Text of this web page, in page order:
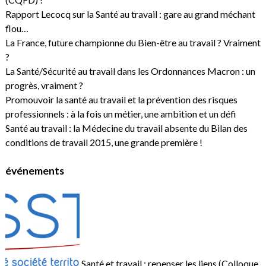
Rapport Lecocq sur la Santé au travail : gare au grand méchant
flou…
La France, future championne du Bien-être au travail ? Vraiment
?
La Santé/Sécurité au travail dans les Ordonnances Macron : un
progrès, vraiment ?
Promouvoir la santé au travail et la prévention des risques
professionnels : à la fois un métier, une ambition et un défi
Santé au travail : la Médecine du travail absente du Bilan des
conditions de travail 2015, une grande première !
événements
Santé et travail : repenser les liens (Colloque